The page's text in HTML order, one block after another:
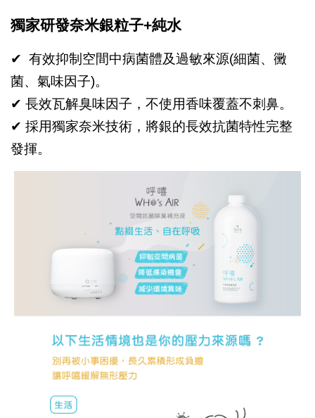
獨家研發奈米銀粒子+純水
✔ 有效抑制空間中病菌體及過敏來源(細菌、黴
菌、氣味因子)。
✔ 長效瓦解臭味因子，不使用香味覆蓋不刺鼻。
✔ 採用獨家奈米技術，將銀的長效抗菌特性完整
發揮。